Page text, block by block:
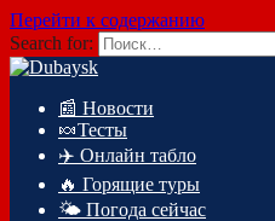
Перейти к содержанию
Search for:
📰 Новости
🍬Тесты
✈️ Онлайн табло
🔥 Горящие туры
🌤️ Погода сейчас